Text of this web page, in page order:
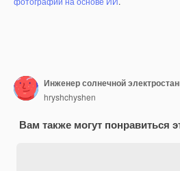
hryshchyshen
Вам также могут понравиться